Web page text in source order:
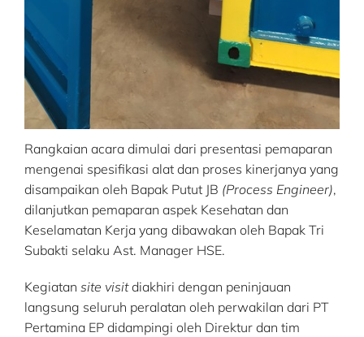
Rangkaian acara dimulai dari presentasi pemaparan
mengenai spesifikasi alat dan proses kinerjanya yang
disampaikan oleh Bapak Putut JB (Process Engineer),
dilanjutkan pemaparan aspek Kesehatan dan
Keselamatan Kerja yang dibawakan oleh Bapak Tri
Subakti selaku Ast. Manager HSE.
Kegiatan site visitdiakhiri dengan peninjauan
langsung seluruh peralatan oleh perwakilan dari PT
Pertamina EP didampingi oleh Direktur dan tim